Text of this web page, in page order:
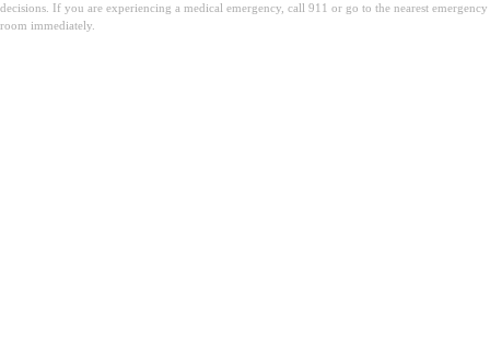
decisions. If you are experiencing a medical emergency, call 911 or go to the nearest emergency
room immediately.